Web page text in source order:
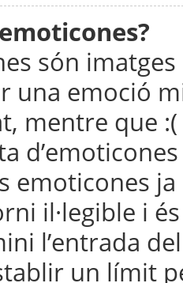
són
una emoció
mentre que
emoticones
il·legible i
l’entrada
un límit